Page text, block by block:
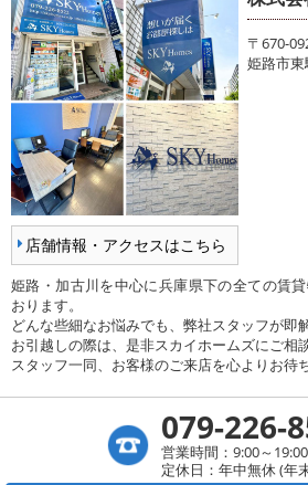
店舗情報・アクセスはこちら
〒670-
姫路市
姫路・加古川を中心に兵庫県下の全ての賃
おります。
どんな些細なお悩みでも、弊社スタッフが即
お引越しの際は、是非スカイホームズにご相
スタッフ一同、お客様のご来店を心よりお待
079-226-
営業時間：9:00～19:00
定休日：年中無休 (年